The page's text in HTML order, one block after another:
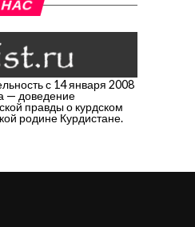
с 14 января 2008
— доведение
правды о курдском
родине Курдистане.